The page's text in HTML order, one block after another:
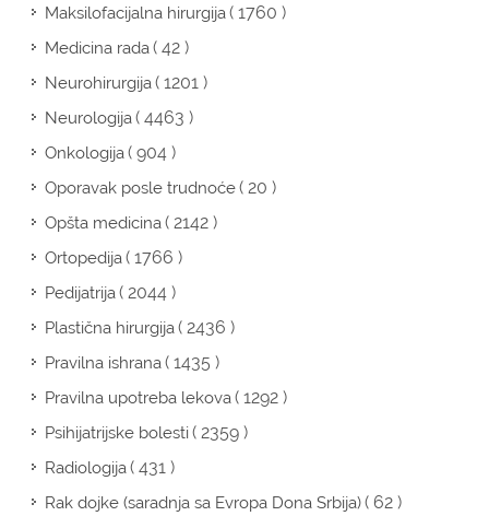
Maksilofacijalna hirurgija( 1760 )
Medicina rada( 42 )
Neurohirurgija( 1201 )
Neurologija( 4463 )
Onkologija( 904 )
Oporavak posle trudnoće( 20 )
Opšta medicina( 2142 )
Ortopedija( 1766 )
Pedijatrija( 2044 )
Plastična hirurgija( 2436 )
Pravilna ishrana( 1435 )
Pravilna upotreba lekova( 1292 )
Psihijatrijske bolesti( 2359 )
Radiologija( 431 )
Rak dojke (saradnja sa Evropa Dona Srbija)( 62 )